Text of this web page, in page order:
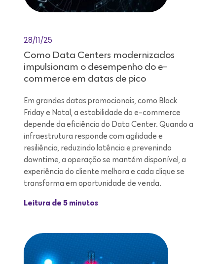
28/11/25
Como Data Centers modernizados
impulsionam o desempenho do e-
commerce em datas de pico
Em grandes datas promocionais, como Black
Friday e Natal, a estabilidade do e-commerce
depende da eficiência do Data Center. Quando a
infraestrutura responde com agilidade e
resiliência, reduzindo latência e prevenindo
downtime, a operação se mantém disponível, a
experiência do cliente melhora e cada clique se
transforma em oportunidade de venda.
Leitura de 5 minutos